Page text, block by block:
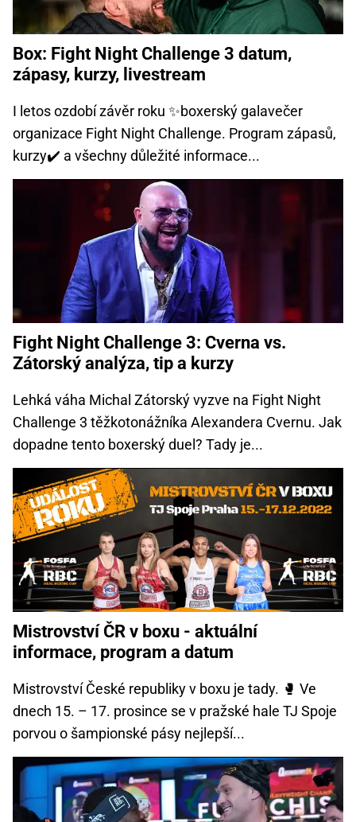
Box: Fight Night Challenge 3 datum,
zápasy, kurzy, livestream
I letos ozdobí závěr roku ✨boxerský galavečer
organizace Fight Night Challenge. Program zápasů,
kurzy✔️ a všechny důležité informace...
Fight Night Challenge 3: Cverna vs.
Zátorský analýza, tip a kurzy
Lehká váha Michal Zátorský vyzve na Fight Night
Challenge 3 těžkotonážníka Alexandera Cvernu. Jak
dopadne tento boxerský duel? Tady je...
Mistrovství ČR v boxu - aktuální
informace, program a datum
Mistrovství České republiky v boxu je tady. 🥊 Ve
dnech 15. – 17. prosince se v pražské hale TJ Spoje
porvou o šampionské pásy nejlepší...